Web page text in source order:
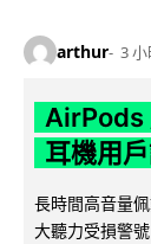
arthur 3 小
AirPods
耳機用
長時間高音量
大聽力受損警